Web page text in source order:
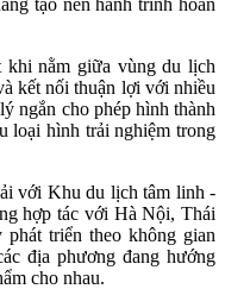
khi nằm giữa vùng du lịch
kết nối thuận lợi với nhiều
ngắn cho phép hình thành
loại hình trải nghiệm trong
với Khu du lịch tâm linh -
hợp tác với Hà Nội, Thái
triển theo không gian
địa phương đang hướng
cho nhau.